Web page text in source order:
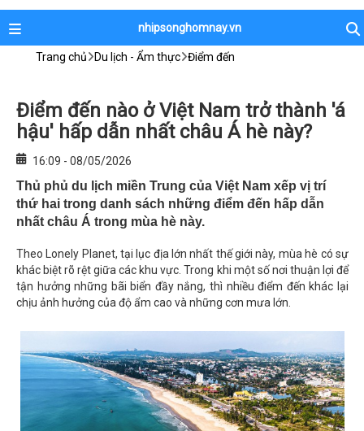
nhipsonghomnay.vn
Trang chủ Du lịch - Ẩm thực Điểm đến
Điểm đến nào ở Việt Nam trở thành 'á
hậu' hấp dẫn nhất châu Á hè này?
16:09 - 08/05/2026
Thủ phủ du lịch miền Trung của Việt Nam xếp vị trí
thứ hai trong danh sách những điểm đến hấp dẫn
nhất châu Á trong mùa hè này.
Theo Lonely Planet, tại lục địa lớn nhất thế giới này, mùa hè có sự
khác biệt rõ rệt giữa các khu vực. Trong khi một số nơi thuận lợi để
tận hưởng những bãi biển đầy nắng, thì nhiều điểm đến khác lại
chịu ảnh hưởng của độ ẩm cao và những cơn mưa lớn.